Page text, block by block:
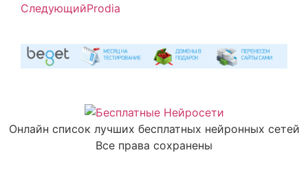
СледующийProdia
Онлайн список лучших бесплатных нейронных сетей
Все права сохранены